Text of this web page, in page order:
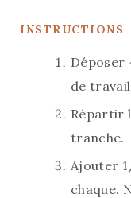
INSTRUCTIONS
Déposer
de
Répartir
tranche.
Ajouter
chaque.